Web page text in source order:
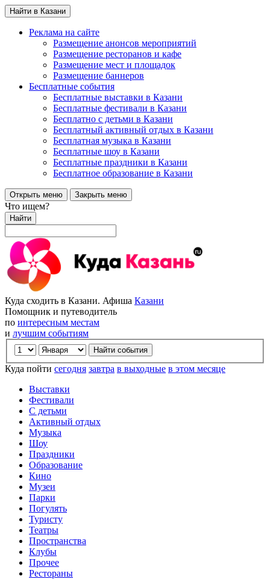
Найти в Казани
Реклама на сайте
Размещение анонсов мероприятий
Размещение ресторанов и кафе
Размещение мест и площадок
Размещение баннеров
Бесплатные события
Бесплатные выставки в Казани
Бесплатные фестивали в Казани
Бесплатно с детьми в Казани
Бесплатный активный отдых в Казани
Бесплатная музыка в Казани
Бесплатные шоу в Казани
Бесплатные праздники в Казани
Бесплатное образование в Казани
Открыть меню Закрыть меню
Что ищем?
Найти
Куда сходить в Казани. Афиша Казани
Помощник и путеводитель
по интересным местам
и лучшим событиям
Куда пойти сегодня завтра в выходные в этом месяце
Выставки
Фестивали
С детьми
Активный отдых
Музыка
Шоу
Праздники
Образование
Кино
Музеи
Парки
Погулять
Туристу
Театры
Пространства
Клубы
Прочее
Рестораны